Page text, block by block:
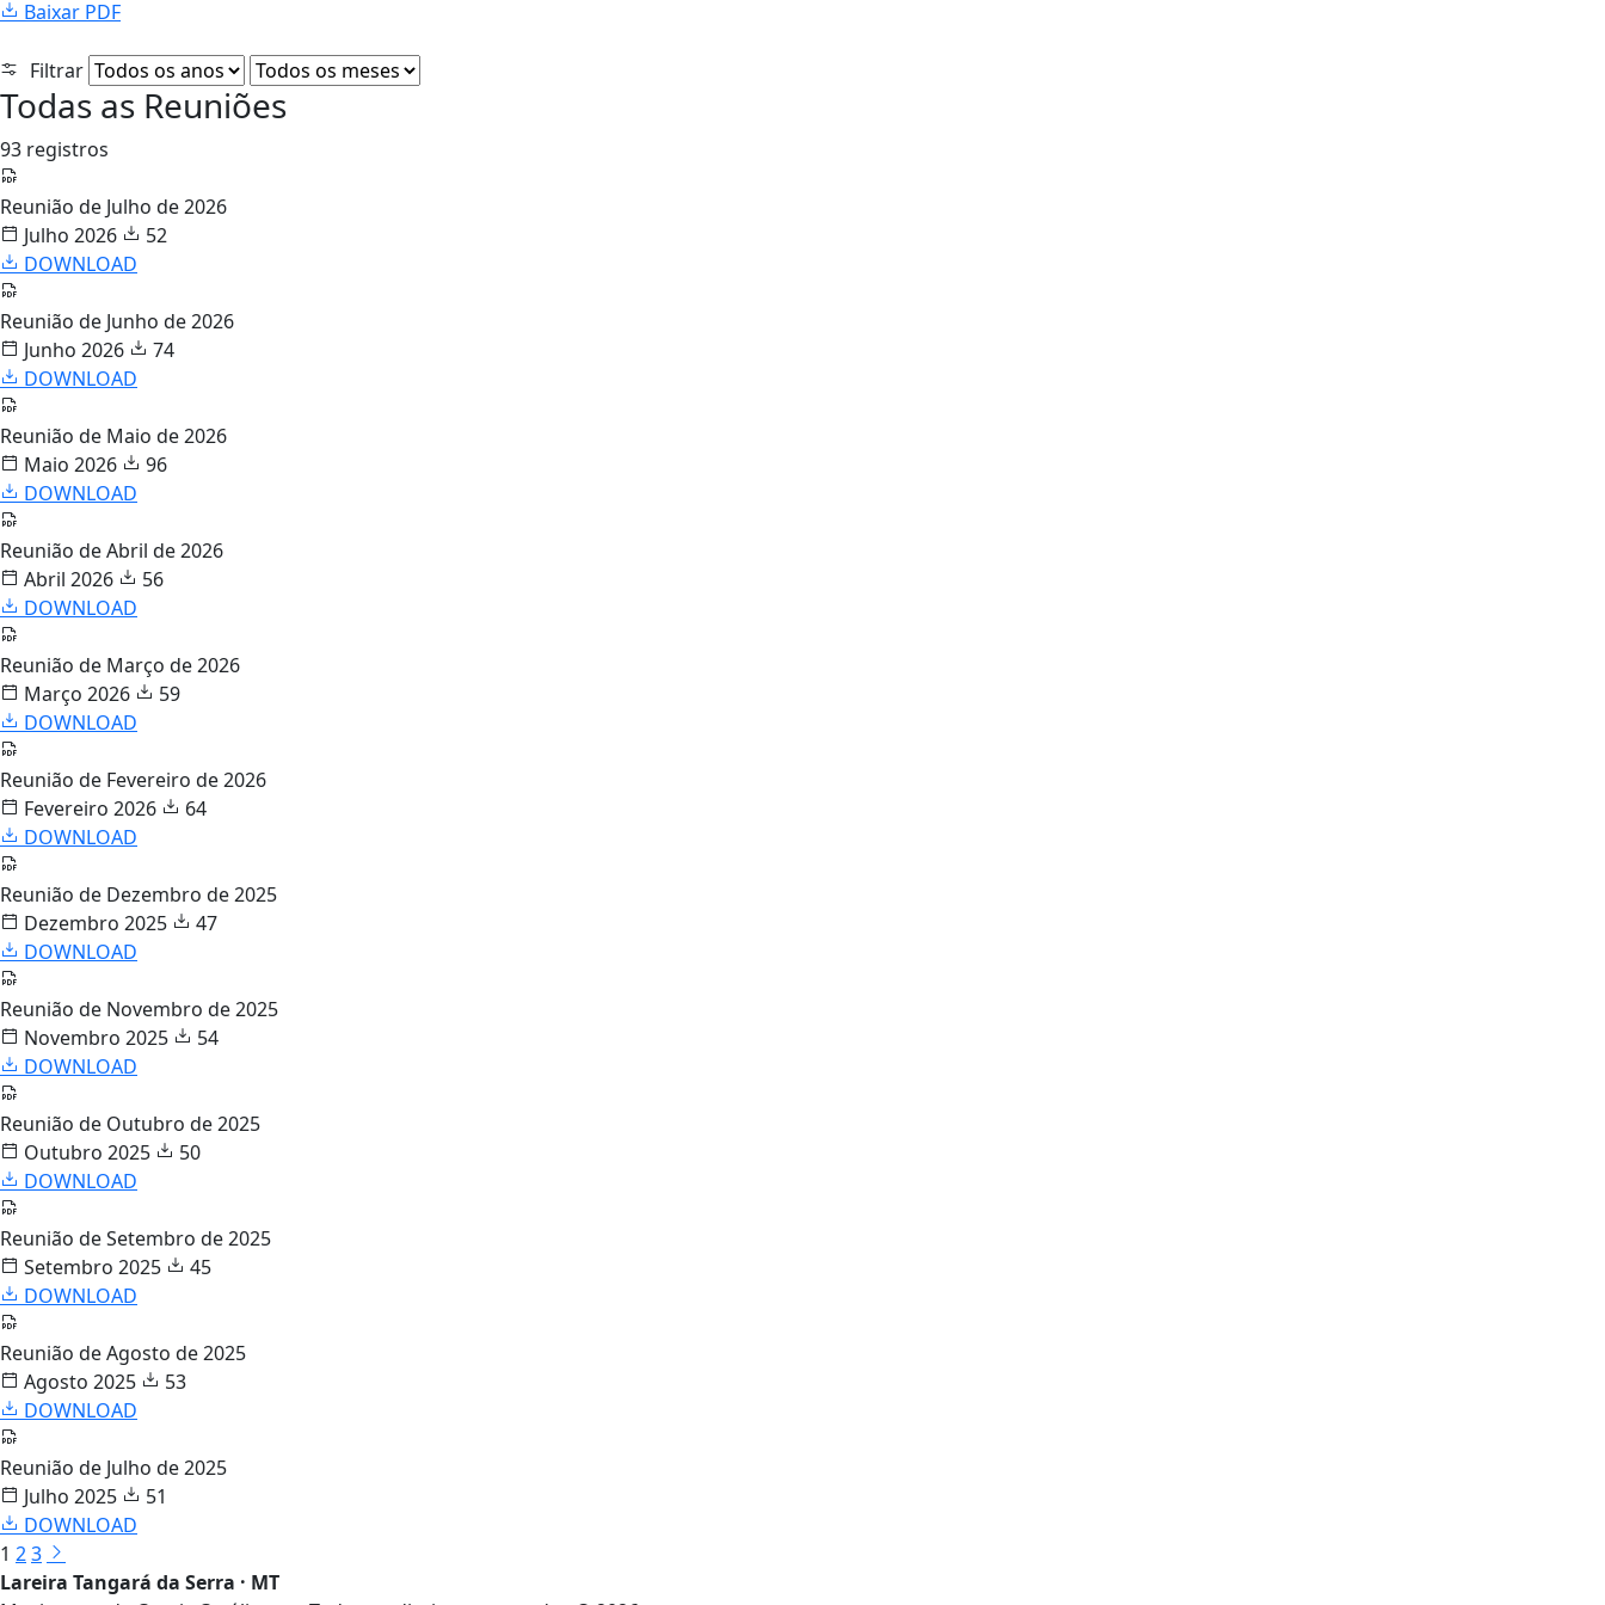
Baixar PDF
Filtrar
Todas as Reuniões
93 registros
Reunião de Julho de 2026
Julho 2026
52
DOWNLOAD
Reunião de Junho de 2026
Junho 2026
74
DOWNLOAD
Reunião de Maio de 2026
Maio 2026
96
DOWNLOAD
Reunião de Abril de 2026
Abril 2026
56
DOWNLOAD
Reunião de Março de 2026
Março 2026
59
DOWNLOAD
Reunião de Fevereiro de 2026
Fevereiro 2026
64
DOWNLOAD
Reunião de Dezembro de 2025
Dezembro 2025
47
DOWNLOAD
Reunião de Novembro de 2025
Novembro 2025
54
DOWNLOAD
Reunião de Outubro de 2025
Outubro 2025
50
DOWNLOAD
Reunião de Setembro de 2025
Setembro 2025
45
DOWNLOAD
Reunião de Agosto de 2025
Agosto 2025
53
DOWNLOAD
Reunião de Julho de 2025
Julho 2025
51
DOWNLOAD
1 23
Lareira Tangará da Serra · MT